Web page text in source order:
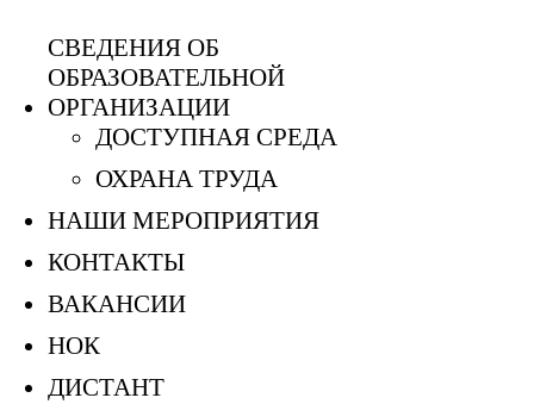
СВЕДЕНИЯ ОБ
ОБРАЗОВАТЕЛЬНОЙ
ОРГАНИЗАЦИИ
ДОСТУПНАЯ СРЕДА
ОХРАНА ТРУДА
НАШИ МЕРОПРИЯТИЯ
КОНТАКТЫ
ВАКАНСИИ
НОК
ДИСТАНТ